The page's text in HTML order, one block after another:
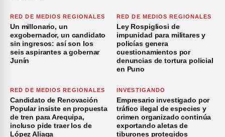
RED DE MEDIOS REGIONALES
Un millonario, un
exgobernador, un candidato
sin ingresos: así son los
seis aspirantes a gobernar
Junín
RED DE MEDIOS REGIONALES
Ley Rospigliosi de
impunidad para militares y
policías genera
cuestionamientos por
denuncias de tortura policial
en Puno
RED DE MEDIOS REGIONALES
Candidato de Renovación
Popular insiste en propuesta
de tren para Arequipa,
incluso pide traer los de
López Aliaga
INVESTIGANDO
Empresario investigado por
tráfico ilegal de especies y
crimen organizado continúa
exportando aletas de
tiburones protegidos